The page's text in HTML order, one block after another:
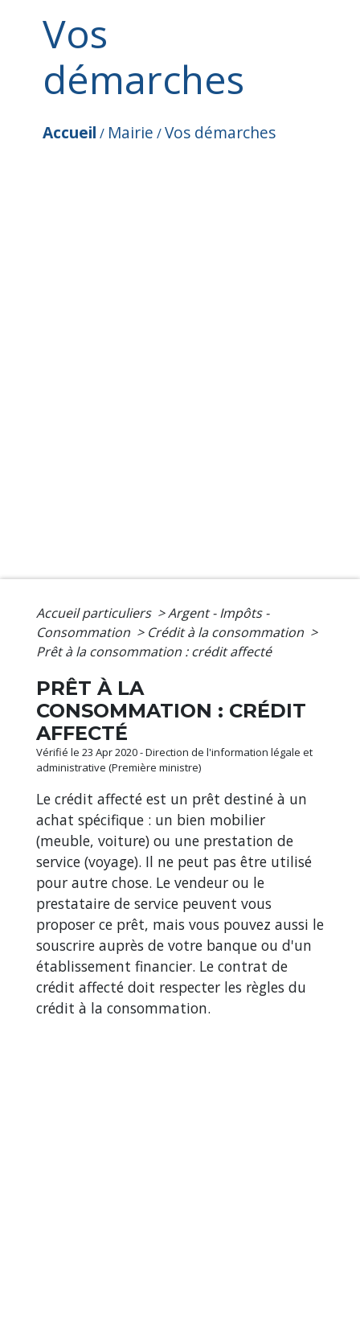
Vos
démarches
Accueil / Mairie /Vos démarches
Accueil particuliers >Argent - Impôts -
Consommation > Crédit à la consommation >
Prêt à la consommation : crédit affecté
PRÊT À LA
CONSOMMATION : CRÉDIT
AFFECTÉ
Vérifié le 23 Apr 2020 - Direction de l'information légale et
administrative (Première ministre)
Le crédit affecté est un prêt destiné à un
achat spécifique : un bien mobilier
(meuble, voiture) ou une prestation de
service (voyage). Il ne peut pas être utilisé
pour autre chose. Le vendeur ou le
prestataire de service peuvent vous
proposer ce prêt, mais vous pouvez aussi le
souscrire auprès de votre banque ou d'un
établissement financier. Le contrat de
crédit affecté doit respecter les règles du
crédit à la consommation.